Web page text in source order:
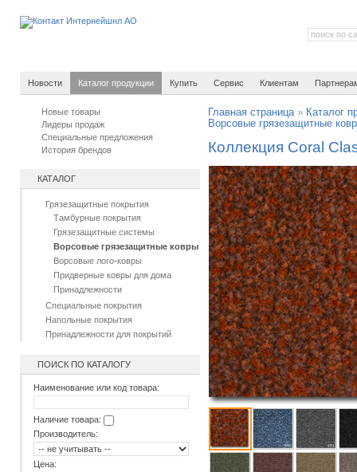
Новости Каталог продукции Купить Сервис Клиентам
Новые товары
Лидеры продаж
Специальные предложения
История брендов
КАТАЛОГ
Грязезащитные покрытия
Тамбурные покрытия
Грязезащитные системы
Ворсовые грязезащитные ковры
Ворсовые лого-ковры
Придверные ковры для дома
Принадлежности
Специальные покрытия
Напольные покрытия
Принадлежности для покрытий
ПОИСК ПО КАТАЛОГУ
Наименование или код товара:
Наличие товара:
Производитель:
Цена:
Главная страница» Каталог
Ворсовые грязезащитные
Коллекция Coral